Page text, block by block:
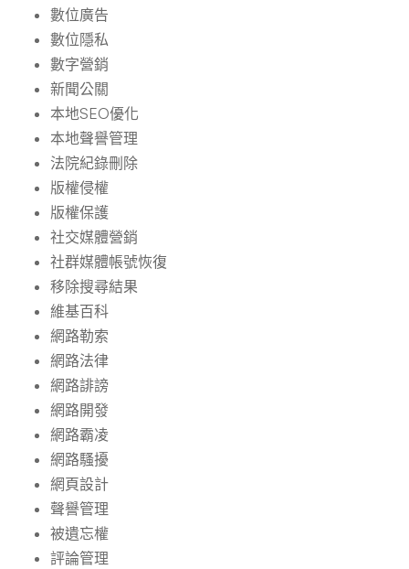
數位廣告
數位隱私
數字營銷
新聞公關
本地SEO優化
本地聲譽管理
法院紀錄刪除
版權侵權
版權保護
社交媒體營銷
社群媒體帳號恢復
移除搜尋結果
維基百科
網路勒索
網路法律
網路誹謗
網路開發
網路霸凌
網路騷擾
網頁設計
聲譽管理
被遺忘權
評論管理